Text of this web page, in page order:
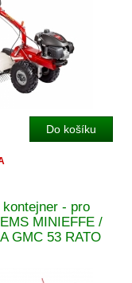
- pro
MINIEFFE /
GMC 53 RATO